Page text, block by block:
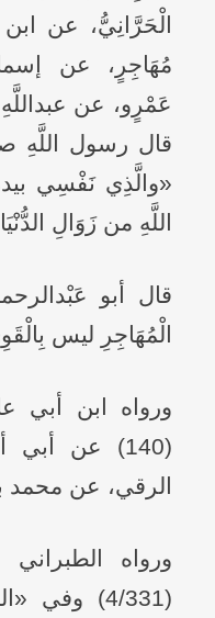
الْحَرَّانِيُّ، عن
مُهَاجِرٍ، عن
عَمْرٍو، عن
قال رسول اللَّهِ
«والَّذِي نَفْسِي
اللَّهِ من زَوَالِ
قال أبو
الْمُهَاجِرِ ليس
ورواه ابن أبي
(140) عن
الرقي، عن محمد
ورواه